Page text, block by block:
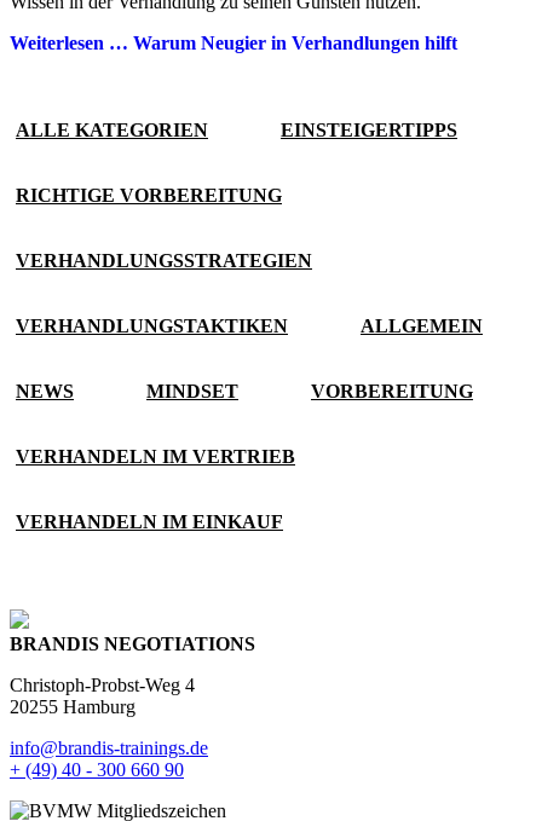
Weiterlesen … Warum Neugier in Verhandlungen hilft
ALLE KATEGORIEN EINSTEIGERTIPPS
RICHTIGE VORBEREITUNG
VERHANDLUNGSSTRATEGIEN
VERHANDLUNGSTAKTIKEN ALLGEMEIN
NEWS MINDSET VORBEREITUNG
VERHANDELN IM VERTRIEB
VERHANDELN IM EINKAUF
BRANDIS NEGOTIATIONS
Christoph-Probst-Weg 4
20255 Hamburg
info@brandis-trainings.de
+ (49) 40 - 300 660 90